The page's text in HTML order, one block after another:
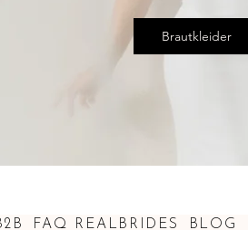
Brautkleider
FAQ REALBRIDES BLOG